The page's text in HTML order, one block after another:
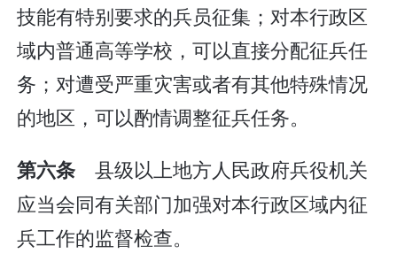
技能有特别要求的兵员征集；对本行政区
域内普通高等学校，可以直接分配征兵任
务；对遭受严重灾害或者有其他特殊情况
的地区，可以酌情调整征兵任务。
第六条 县级以上地方人民政府兵役机关
应当会同有关部门加强对本行政区域内征
兵工作的监督检查。